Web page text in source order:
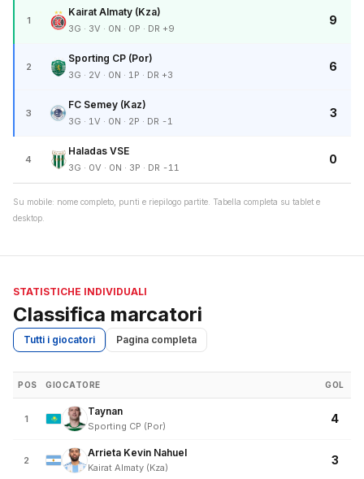
1
Kairat Almaty (Kza)
3G · 3V · 0N · 0P · DR +9
9
2
Sporting CP (Por)
3G · 2V · 0N · 1P · DR +3
6
3
FC Semey (Kaz)
3G · 1V · 0N · 2P · DR -1
3
4
Haladas VSE
3G · 0V · 0N · 3P · DR -11
0
Su mobile: nome completo, punti e riepilogo partite. Tabella completa su tablet e
desktop.
STATISTICHE INDIVIDUALI
Classifica marcatori
Tutti i giocatori Pagina completa
POS GIOCATORE GOL
1
Taynan
Sporting CP (Por)
4
2
Arrieta Kevin Nahuel
Kairat Almaty (Kza)
3